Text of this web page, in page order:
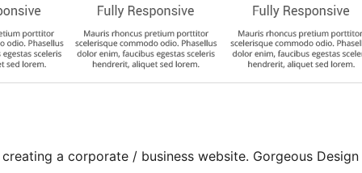
a corporate / business website. Gorgeous Design